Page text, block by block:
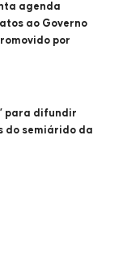
agenda
ao Governo
por
para difundir
do semiárido da